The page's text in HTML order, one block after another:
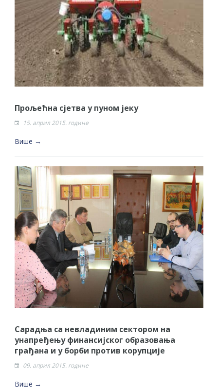
Прољећна сјетва у пуном јеку
15. април 2015. године
Више →
Сарадња са невладиним сектором на
унапређењу финансијског образовања
грађана и у борби против корупције
09. април 2015. године
Више →